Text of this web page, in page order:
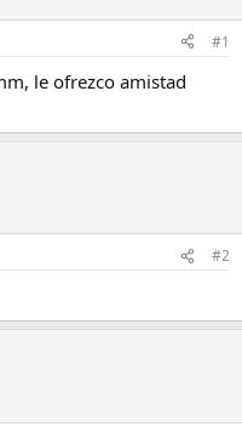
#1
le ofrezco amistad
#2